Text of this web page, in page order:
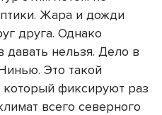
Жара и дожди
друга. Однако
давать нельзя. Дело в
Это такой
который фиксируют раз
всего северного